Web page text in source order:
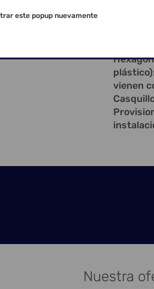
6 mm;
2 mm
la
vienen
Nuestra
este popup nuevamente